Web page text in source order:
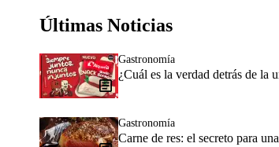
Últimas Noticias
Gastronomía
¿Cuál es la verdad detrás de la
Gastronomía
Carne de res: el secreto para